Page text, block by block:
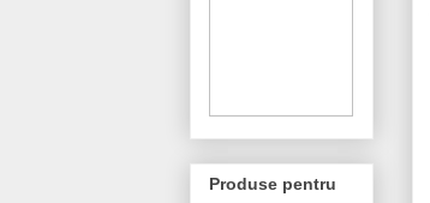
Produse pentru